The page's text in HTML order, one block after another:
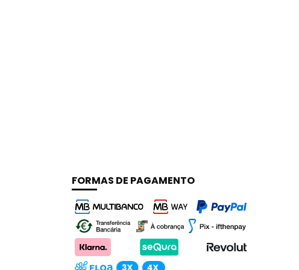
FORMAS DE PAGAMENTO